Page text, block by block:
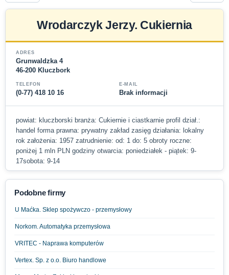
Wrodarczyk Jerzy. Cukiernia
ADRES
Grunwaldzka 4
46-200 Kluczbork
TELEFON
(0-77) 418 10 16
E-MAIL
Brak informacji
powiat: kluczborski branża: Cukiernie i ciastkarnie profil dział.:
handel forma prawna: prywatny zakład zasięg działania: lokalny
rok założenia: 1957 zatrudnienie: od: 1 do: 5 obroty roczne:
poniżej 1 mln PLN godziny otwarcia: poniedziałek - piątek: 9-
17sobota: 9-14
Podobne firmy
U Maćka. Sklep spożywczo - przemysłowy
Norkom. Automatyka przemysłowa
VRITEC - Naprawa komputerów
Vertex. Sp. z o.o. Biuro handlowe